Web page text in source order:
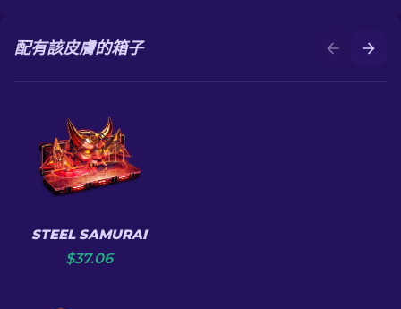
配有該皮膚的箱子
STEEL SAMURAI
$37.06